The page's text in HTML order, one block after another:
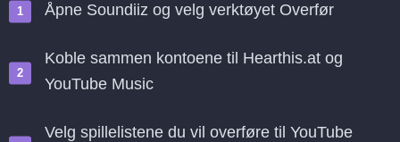
Åpne Soundiiz og velg verktøyet Overfør
Koble sammen kontoene til Hearthis.at og
YouTube Music
Velg spillelistene du vil overføre til YouTube